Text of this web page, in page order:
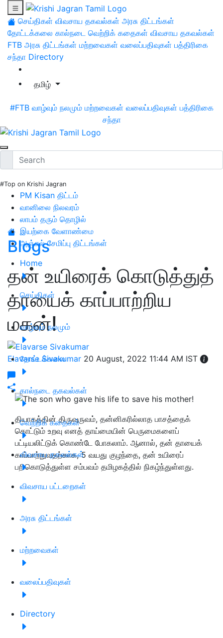
செய்திகள் விவசாய தகவல்கள் அரசு திட்டங்கள்
தோட்டக்கலை கால்நடை வெற்றிக் கதைகள் விவசாய தகவல்கள்
FTB அரசு திட்டங்கள் மற்றவைகள் வலைப்பதிவுகள் பத்திரிகை
சந்தா Directory
தமிழ்
#FTB வாழ்வும் நலமும் மற்றவைகள் வலைப்பதிவுகள் பத்திரிகை
சந்தா
#Top on Krishi Jagran
PM Kisan திட்டம்
வானிலை நிலவரம்
லாபம் தரும் தொழில்
இயற்கை வேளாண்மை
அஞ்சல் சேமிப்பு திட்டங்கள்
Home
செய்திகள்
வாழ்வும் நலமும்
தோட்டக்கலை
கால்நடை தகவல்கள்
வெற்றிக் கதைகள்
விவசாய தகவல்கள்
விவசாய பட்டறைகள்
அரசு திட்டங்கள்
மற்றவைகள்
வலைப்பதிவுகள்
Directory
Blogs
தன் உயிரைக் கொடுத்துத்
தாயைக் காப்பாற்றிய
மகன்!
Elavarse Sivakumar 20 August, 2022 11:44 AM IST
தியாகத்தின் திருவுருவம், தன்னிகரில்லாத பாசத்தைக்
கொட்டும் உறவு எனத் தாய்மையின் பெருமைகளைப்
பட்டியலிட்டுக் கொண்டே போகலாம். ஆனால், தன் தாயைக்
காப்பாற்றுவதற்காக, 5 வயது குழந்தை, தன் உயிரைப்
பறிகொடுத்துள்ள சம்பவம் தமிழகத்தில் நிகழ்ந்துள்ளது.